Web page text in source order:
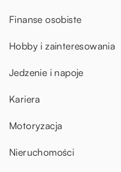
Finanse osobiste
Hobby i zainteresowania
Jedzenie i napoje
Kariera
Motoryzacja
Nieruchomości